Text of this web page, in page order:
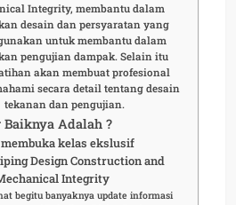
Integrity, membantu dalam
desain dan persyaratan yang
untuk membantu dalam
pengujian dampak. Selain itu
akan membuat profesional
secara detail tentang desain
tekanan dan pengujian.
Baiknya Adalah ?
kelas ekslusif
Design Construction and
Integrity
begitu banyaknya update informasi